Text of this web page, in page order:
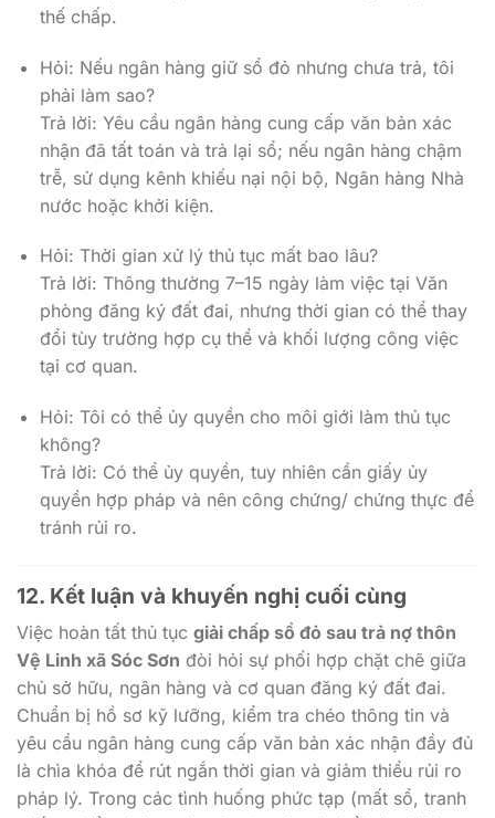
thế chấp.
Hỏi: Nếu ngân hàng giữ sổ đỏ nhưng chưa trả, tôi
phải làm sao?
Trả lời: Yêu cầu ngân hàng cung cấp văn bản xác
nhận đã tất toán và trả lại sổ; nếu ngân hàng chậm
trễ, sử dụng kênh khiếu nại nội bộ, Ngân hàng Nhà
nước hoặc khởi kiện.
Hỏi: Thời gian xử lý thủ tục mất bao lâu?
Trả lời: Thông thường 7–15 ngày làm việc tại Văn
phòng đăng ký đất đai, nhưng thời gian có thể thay
đổi tùy trường hợp cụ thể và khối lượng công việc
tại cơ quan.
Hỏi: Tôi có thể ủy quyền cho môi giới làm thủ tục
không?
Trả lời: Có thể ủy quyền, tuy nhiên cần giấy ủy
quyền hợp pháp và nên công chứng/ chứng thực để
tránh rủi ro.
12. Kết luận và khuyến nghị cuối cùng
Việc hoàn tất thủ tục giải chấp sổ đỏ sau trả nợ thôn
Vệ Linh xã Sóc Sơn đòi hỏi sự phối hợp chặt chẽ giữa
chủ sở hữu, ngân hàng và cơ quan đăng ký đất đai.
Chuẩn bị hồ sơ kỹ lưỡng, kiểm tra chéo thông tin và
yêu cầu ngân hàng cung cấp văn bản xác nhận đầy đủ
là chìa khóa để rút ngắn thời gian và giảm thiểu rủi ro
pháp lý. Trong các tình huống phức tạp (mất sổ, tranh